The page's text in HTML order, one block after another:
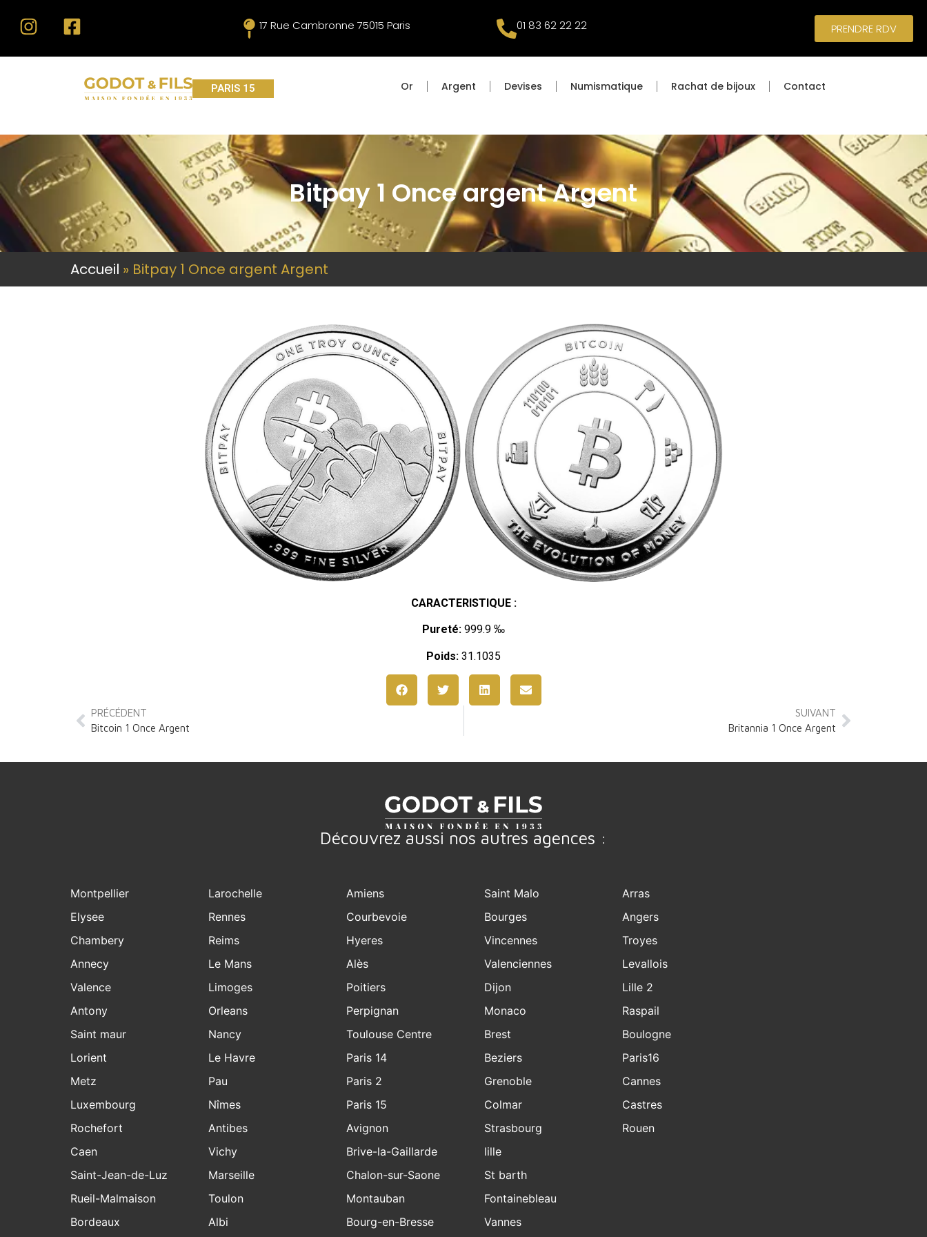
17 Rue Cambronne 75015 Paris 01 83 62 22 22 PRENDRE RDV
PARIS 15 Or Argent Devises Numismatique Rachat de bijoux Contact
Bitpay 1 Once argent Argent
Accueil » Bitpay 1 Once argent Argent
CARACTERISTIQUE :
Pureté: 999.9 ‰
Poids: 31.1035
PRÉCÉDENT
Bitcoin 1 Once Argent
SUIVANT
Britannia 1 Once Argent
Découvrez aussi nos autres agences :
Montpellier
Elysee
Chambery
Annecy
Valence
Antony
Saint maur
Lorient
Metz
Luxembourg
Rochefort
Larochelle
Rennes
Reims
Le Mans
Limoges
Orleans
Nancy
Le Havre
Pau
Nîmes
Antibes
Amiens
Courbevoie
Hyeres
Alès
Poitiers
Perpignan
Toulouse Centre
Paris 14
Paris 2
Paris 15
Avignon
Saint Malo
Bourges
Vincennes
Valenciennes
Dijon
Monaco
Brest
Beziers
Grenoble
Colmar
Strasbourg
Arras
Angers
Troyes
Levallois
Lille 2
Raspail
Boulogne
Paris16
Cannes
Castres
Rouen
Caen
Saint-Jean-de-Luz
Rueil-Malmaison
Bordeaux
Vichy
Marseille
Toulon
Albi
Brive-la-Gaillarde
Chalon-sur-Saone
Montauban
Bourg-en-Bresse
lille
St barth
Fontainebleau
Vannes